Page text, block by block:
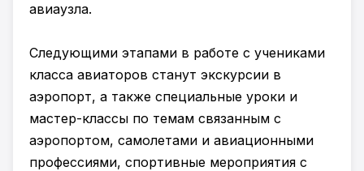
авиаузла.
Следующими этапами в работе с учениками
класса авиаторов станут экскурсии в
аэропорт, а также специальные уроки и
мастер-классы по темам связанным с
аэропортом, самолетами и авиационными
профессиями, спортивные мероприятия с